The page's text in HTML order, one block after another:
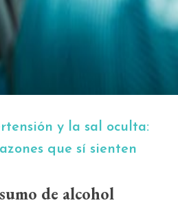
y la sal oculta:
que sí sienten
de alcohol